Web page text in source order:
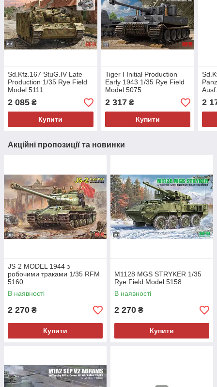
Sd.Kfz.167 StuG.IV Late
Production 1/35 Rye Field
Model 5111
2 085 ₴
Купити
Tiger I Initial Production
Early 1943 1/35 Rye Field
Model 5075
2 317₴
Купити
1/
2
Акційні пропозиції та новинки
JS-2 MODEL 1944 з
робочими траками 1/35 RFM
5160
В наявності
2 270 ₴
Купити
M1128 MGS STRYKER 1/35
Rye Field Model 5158
В наявності
2 270 ₴
Купити